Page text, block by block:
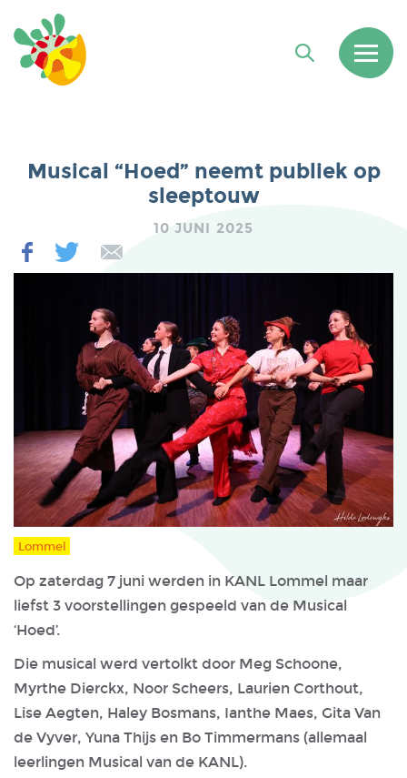
Musical “Hoed” neemt publiek op
sleeptouw
10 JUNI 2025
Lommel
Op zaterdag 7 juni werden in KANL Lommel maar
liefst 3 voorstellingen gespeeld van de Musical
‘Hoed’.
Die musical werd vertolkt door Meg Schoone,
Myrthe Dierckx, Noor Scheers, Laurien Corthout,
Lise Aegten, Haley Bosmans, Ianthe Maes, Gita Van
de Vyver, Yuna Thijs en Bo Timmermans (allemaal
leerlingen Musical van de KANL).